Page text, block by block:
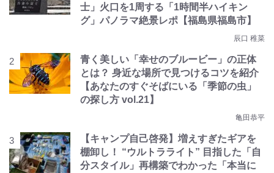
士」火口を1周する「1時間半ハイキン
グ」パノラマ絶景レポ【福島県福島市】
辰口 稚菜
青く美しい「幸せのブルービー」の正体
とは？ 身近な場所で見つけるコツを紹介
【あなたのすぐそばにいる「季節の虫」
の探し方 vol.21】
亀田恭平
【キャンプ自己啓発】増えすぎたギアを
棚卸し！ “ウルトラライト” 目指した「自
分スタイル」再構築でわかった「本当に